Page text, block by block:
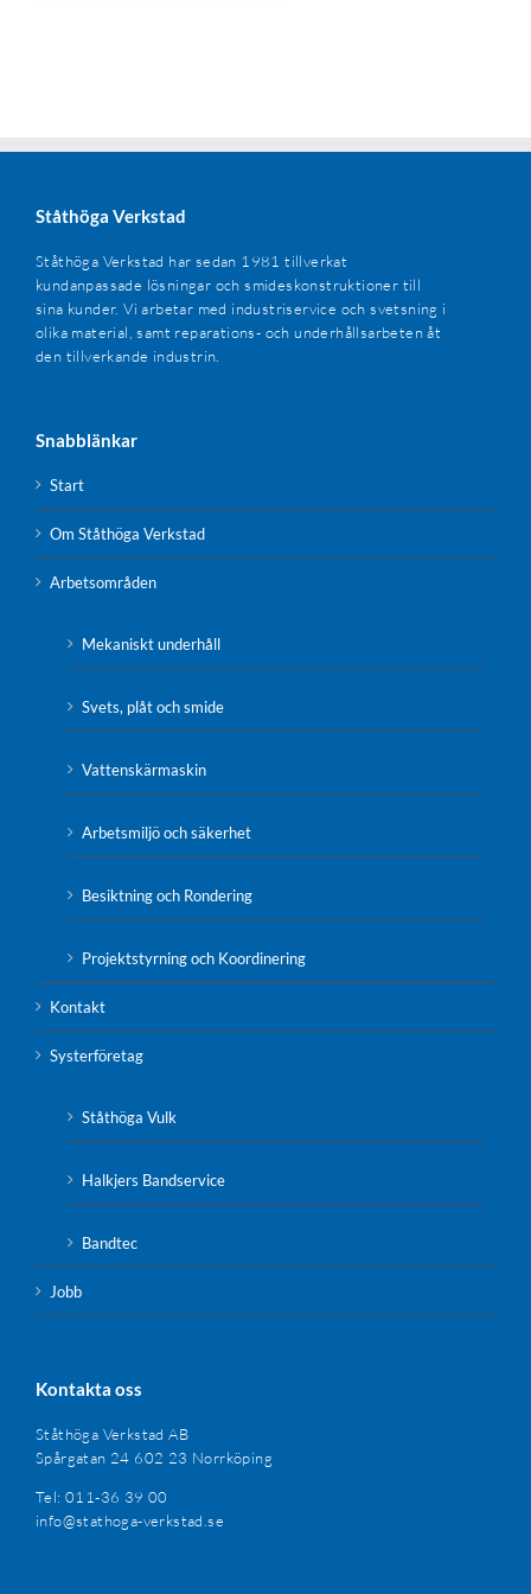
Ståthöga Verkstad
Ståthöga Verkstad har sedan 1981 tillverkat
kundanpassade lösningar och smideskonstruktioner till
sina kunder. Vi arbetar med industriservice och svetsning i
olika material, samt reparations- och underhållsarbeten åt
den tillverkande industrin.
Snabblänkar
Start
Om Ståthöga Verkstad
Arbetsområden
Mekaniskt underhåll
Svets, plåt och smide
Vattenskärmaskin
Arbetsmiljö och säkerhet
Besiktning och Rondering
Projektstyrning och Koordinering
Kontakt
Systerföretag
Ståthöga Vulk
Halkjers Bandservice
Bandtec
Jobb
Kontakta oss
Ståthöga Verkstad AB
Spårgatan 24 602 23 Norrköping
Tel: 011-36 39 00
info@stathoga-verkstad.se